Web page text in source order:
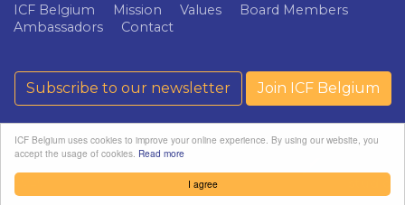
I agree
ICF Belgium uses cookies to improve your online experience. By using our website, you
accept the usage of cookies. Read more
ICF Belgium Mission Values
Board Members
Ambassadors
Contact
Subscribe to our newsletter Join ICF Belgium